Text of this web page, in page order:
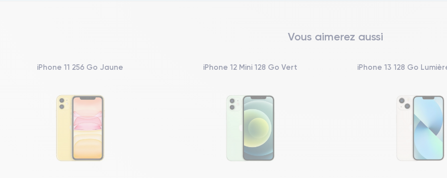
Vous aimerez aussi
iPhone 11 256 Go Jaune iPhone 12 Mini 128 Go Vert iPhone 13 128 Go